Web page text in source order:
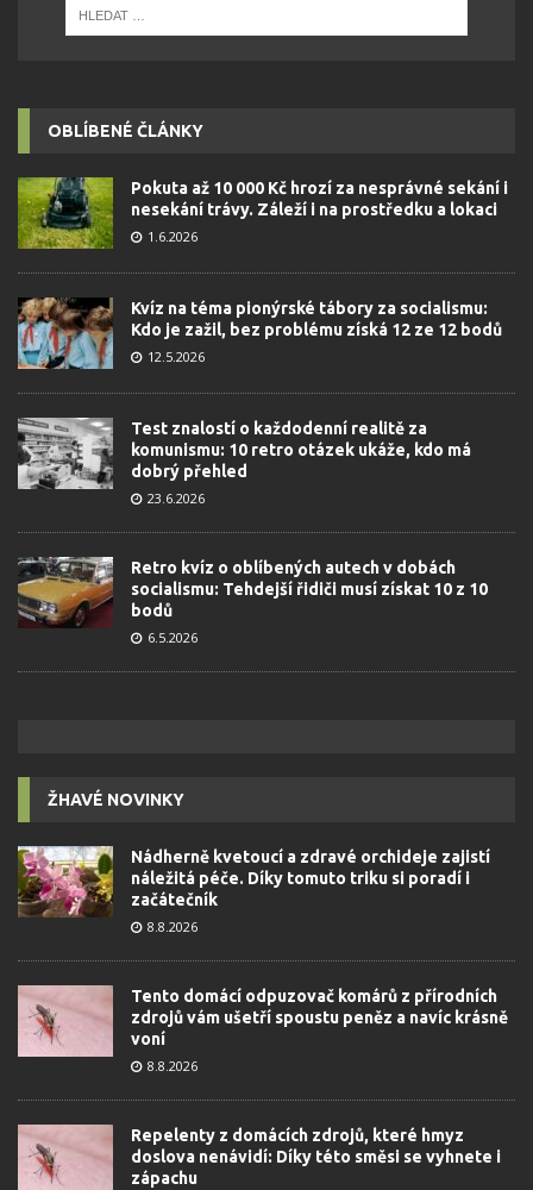
OBLÍBENÉ ČLÁNKY
Pokuta až 10 000 Kč hrozí za nesprávné sekání i
nesekání trávy. Záleží i na prostředku a lokaci
1.6.2026
Kvíz na téma pionýrské tábory za socialismu:
Kdo je zažil, bez problému získá 12 ze 12 bodů
12.5.2026
Test znalostí o každodenní realitě za
komunismu: 10 retro otázek ukáže, kdo má
dobrý přehled
23.6.2026
Retro kvíz o oblíbených autech v dobách
socialismu: Tehdejší řidiči musí získat 10 z 10
bodů
6.5.2026
ŽHAVÉ NOVINKY
Nádherně kvetoucí a zdravé orchideje zajistí
náležitá péče. Díky tomuto triku si poradí i
začátečník
8.8.2026
Tento domácí odpuzovač komárů z přírodních
zdrojů vám ušetří spoustu peněz a navíc krásně
voní
8.8.2026
Repelenty z domácích zdrojů, které hmyz
doslova nenávidí: Díky této směsi se vyhnete i
zápachu